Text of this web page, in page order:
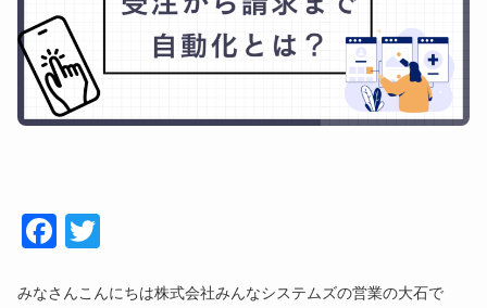
Face
みなさんこんにちは株式会社みんなシステムズの営業の大石で